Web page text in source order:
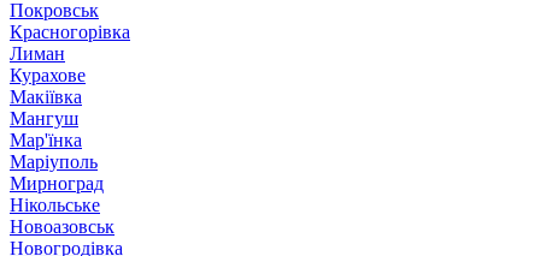
Покровськ
Красногорівка
Лиман
Курахове
Макіївка
Мангуш
Мар'їнка
Маріуполь
Мирноград
Нікольське
Новоазовськ
Новогродівка